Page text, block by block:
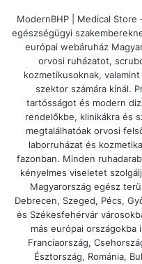
GYIK
1. Alkalmasak a
szállítására?
Igen, tágasak és
egy pulóver,
2. Moshatók a
Igen, a pamut
alkalmasak, így
higiénia.
ModernBHP | Medical
egészségügyi
európai webáruház
orvosi ruházatot,
kozmetikusoknak,
szektor számára kínál.
tartósságot és modern
rendelőkbe, klinikákra és
megtalálhatóak orvosi
laborruházat és
fazonban. Minden
kényelmes viseletet
Magyarország egész
Debrecen, Szeged, Pécs,
és Székesfehérvár
más európai országokba
Franciaország,
Észtország, Románia,